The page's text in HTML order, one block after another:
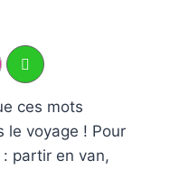
ces mots
le voyage ! Pour
partir en van,